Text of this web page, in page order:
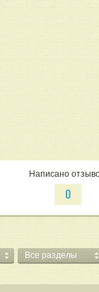
Написано
0
Все разделы